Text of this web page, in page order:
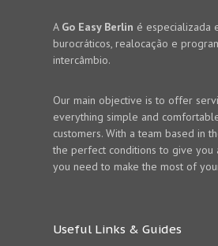
A Go Easy Berlin é especializada
burocráticos, realocação e
intercâmbio.
Our main objective is to offer
everything simple and
customers. With a team based in
the perfect conditions to give you
you need to make the most of
Useful Links & Guides